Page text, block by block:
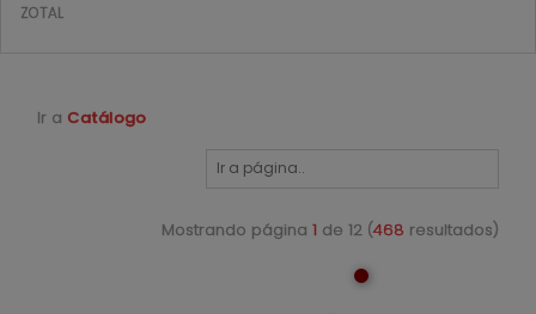
Ir a Catálogo
Mostrando página 1 de 12 (468 resultados)
ZOTAL